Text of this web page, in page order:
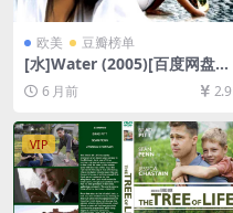
欧美 豆瓣榜单
[水]Water (2005)[百度网盘
+夸克网盘1080P超清未删减
资源][网盘在线播放/下载][MP
6 月前 2.9
VIP